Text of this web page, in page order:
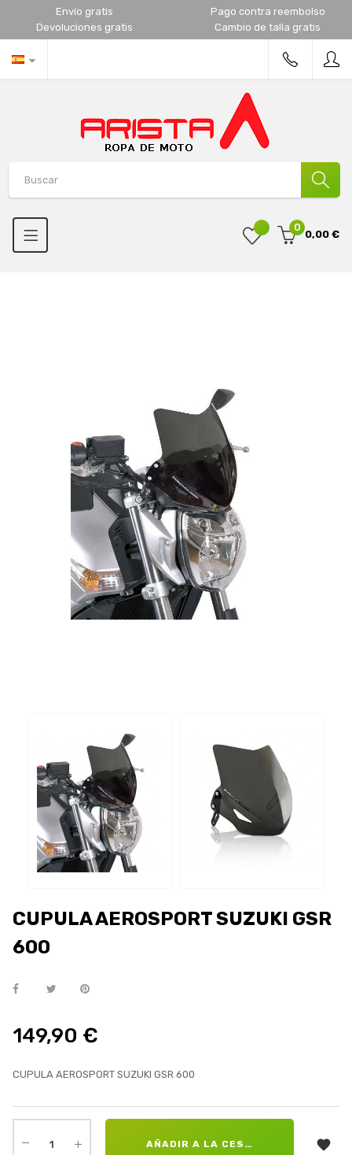
Envío gratis
Pago contra reembolso
Devoluciones gratis
Cambio de talla gratis
0
0,00 €
CUPULA AEROSPORT SUZUKI GSR
600
149,90 €
CUPULA AEROSPORT SUZUKI GSR 600
AÑADIR A LA CESTA 